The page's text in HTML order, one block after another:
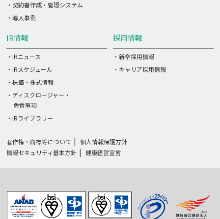
・契約書作成・管理システム
・導入事例
IR情報
・IRニュース
・IRスケジュール
・株価・株式情報
・ディスクロージャー・
免責事項
・IRライブラリー
採用情報
・新卒採用情報
・キャリア採用情報
著作権・商標等について
個人情報保護方針
情報セキュリティ基本方針
健康経営宣言